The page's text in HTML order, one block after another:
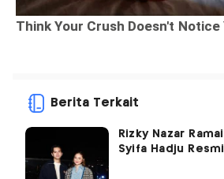
Berita Terkait
Rizky Nazar
Syifa Hadju